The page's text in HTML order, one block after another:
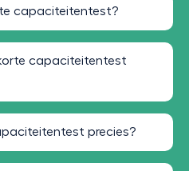
capaciteitentest?
capaciteitentest
precies?